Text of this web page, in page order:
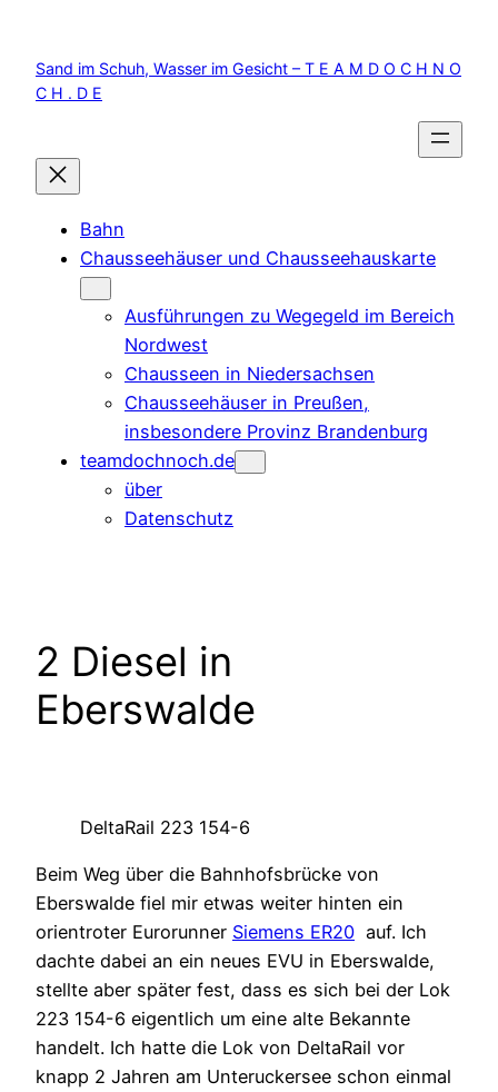
springen
Sand im Schuh, Wasser im Gesicht – T E A M D O C H N O
C H . D E
Bahn
Chausseehäuser und Chausseehauskarte
Ausführungen zu Wegegeld im Bereich
Nordwest
Chausseen in Niedersachsen
Chausseehäuser in Preußen,
insbesondere Provinz Brandenburg
teamdochnoch.de
über
Datenschutz
2 Diesel in
Eberswalde
DeltaRail 223 154-6
Beim Weg über die Bahnhofsbrücke von
Eberswalde fiel mir etwas weiter hinten ein
orientroter Eurorunner Siemens ER20 auf. Ich
dachte dabei an ein neues EVU in Eberswalde,
stellte aber später fest, dass es sich bei der Lok
223 154-6 eigentlich um eine alte Bekannte
handelt. Ich hatte die Lok von DeltaRail vor
knapp 2 Jahren am Unteruckersee schon einmal